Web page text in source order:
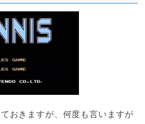
おきますが、何度も言いますが